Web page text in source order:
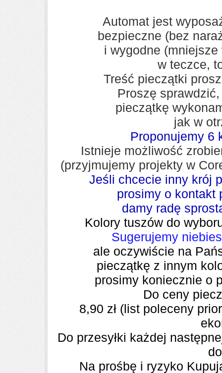
Automat jest
bezpieczne (bez
i wygodne
w teczce,
Treść pieczątki
Proszę
pieczątkę
jak w
Proponujemy 6
Istnieje możliwość
(przyjmujemy projekty w
Jeśli chcecie inny krój
prosimy o kontakt
damy radę
Kolory tuszów do
Sugerujemy
ale oczywiście na
pieczątkę z innym
prosimy koniecznie o
Do ceny
8,90 zł(list poleceny
Do przesyłki każdej
Na prośbę i ryzyko